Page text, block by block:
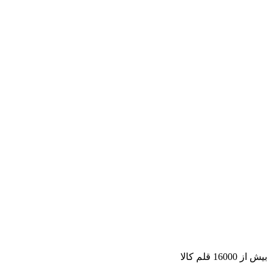
بیش از 16000 قلم کالا